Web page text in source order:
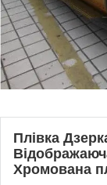
Плівка
Хромована